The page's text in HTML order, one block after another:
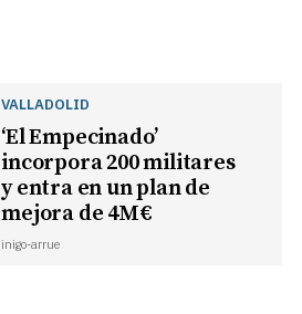
VALLADOLID
‘El Empecinado’
incorpora 200 militares
y entra en un plan de
mejora de 4M€
inigo-arrue